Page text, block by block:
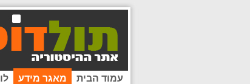
עמוד הבית מאגר מידע